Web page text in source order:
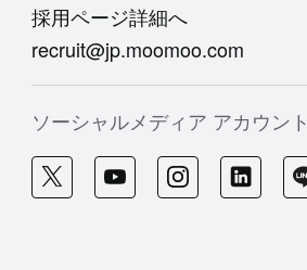
採用ページ詳細へ
recruit@jp.moomoo.com
ソーシャルメディア アカウント